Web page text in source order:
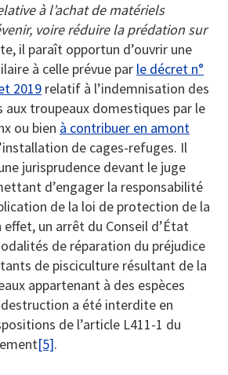
à l’achat de matériels
voire réduire la prédation sur
il paraît opportun d’ouvrir une
à celle prévue par le décret n°
2019 relatif à l’indemnisation des
aux troupeaux domestiques par le
ou bien à contribuer en amont
de cages-refuges. Il
jurisprudence devant le juge
d’engager la responsabilité
de la loi de protection de la
effet, un arrêt du Conseil d’État
de réparation du préjudice
de pisciculture résultant de la
appartenant à des espèces
a été interdite en
de l’article L411-1 du
[5].